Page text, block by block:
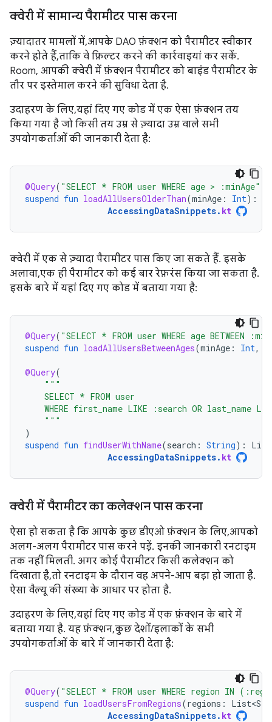
क्वेरी में सामान्य पैरामीटर पास करना
ज़्यादातर मामलों में, आपके DAO फ़ंक्शन को पैरामीटर स्वीकार
करने होते हैं, ताकि वे फ़िल्टर करने की कार्रवाइयां कर सकें.
Room, आपकी क्वेरी में फ़ंक्शन पैरामीटर को बाइंड पैरामीटर के
तौर पर इस्तेमाल करने की सुविधा देता है.
उदाहरण के लिए, यहां दिए गए कोड में एक ऐसा फ़ंक्शन तय
किया गया है जो किसी तय उम्र से ज़्यादा उम्र वाले सभी
उपयोगकर्ताओं की जानकारी देता है:
@Query( "SELECT * FROM user WHERE age > :minAge"
suspend fun loadAllUsersOlderThan(minAge : Int):
AccessingDataSnippets. kt
क्वेरी में एक से ज़्यादा पैरामीटर पास किए जा सकते हैं. इसके
अलावा, एक ही पैरामीटर को कई बार रेफ़रंस किया जा सकता है.
इसके बारे में यहां दिए गए कोड में बताया गया है:
@Query( "SELECT * FROM user WHERE age BETWEEN
suspend fun loadAllUsersBetweenAges(minAge : Int,
@Query(
"""
    SELECT * FROM user
WHERE first_name LIKE :search OR last_name
    """
)
suspend fun findUserWithName(search : String):
AccessingDataSnippets. kt
क्वेरी में पैरामीटर का कलेक्शन पास करना
ऐसा हो सकता है कि आपके कुछ डीएओ फ़ंक्शन के लिए, आपको
अलग-अलग पैरामीटर पास करने पड़ें. इनकी जानकारी रनटाइम
तक नहीं मिलती. अगर कोई पैरामीटर किसी कलेक्शन को
दिखाता है, तो रनटाइम के दौरान वह अपने-आप बड़ा हो जाता है.
ऐसा वैल्यू की संख्या के आधार पर होता है.
उदाहरण के लिए, यहां दिए गए कोड में एक फ़ंक्शन के बारे में
बताया गया है. यह फ़ंक्शन, कुछ देशों/इलाकों के सभी
उपयोगकर्ताओं के बारे में जानकारी देता है:
@Query( "SELECT * FROM user WHERE region IN
suspend fun loadUsersFromRegions(regions :
AccessingDataSnippets. kt